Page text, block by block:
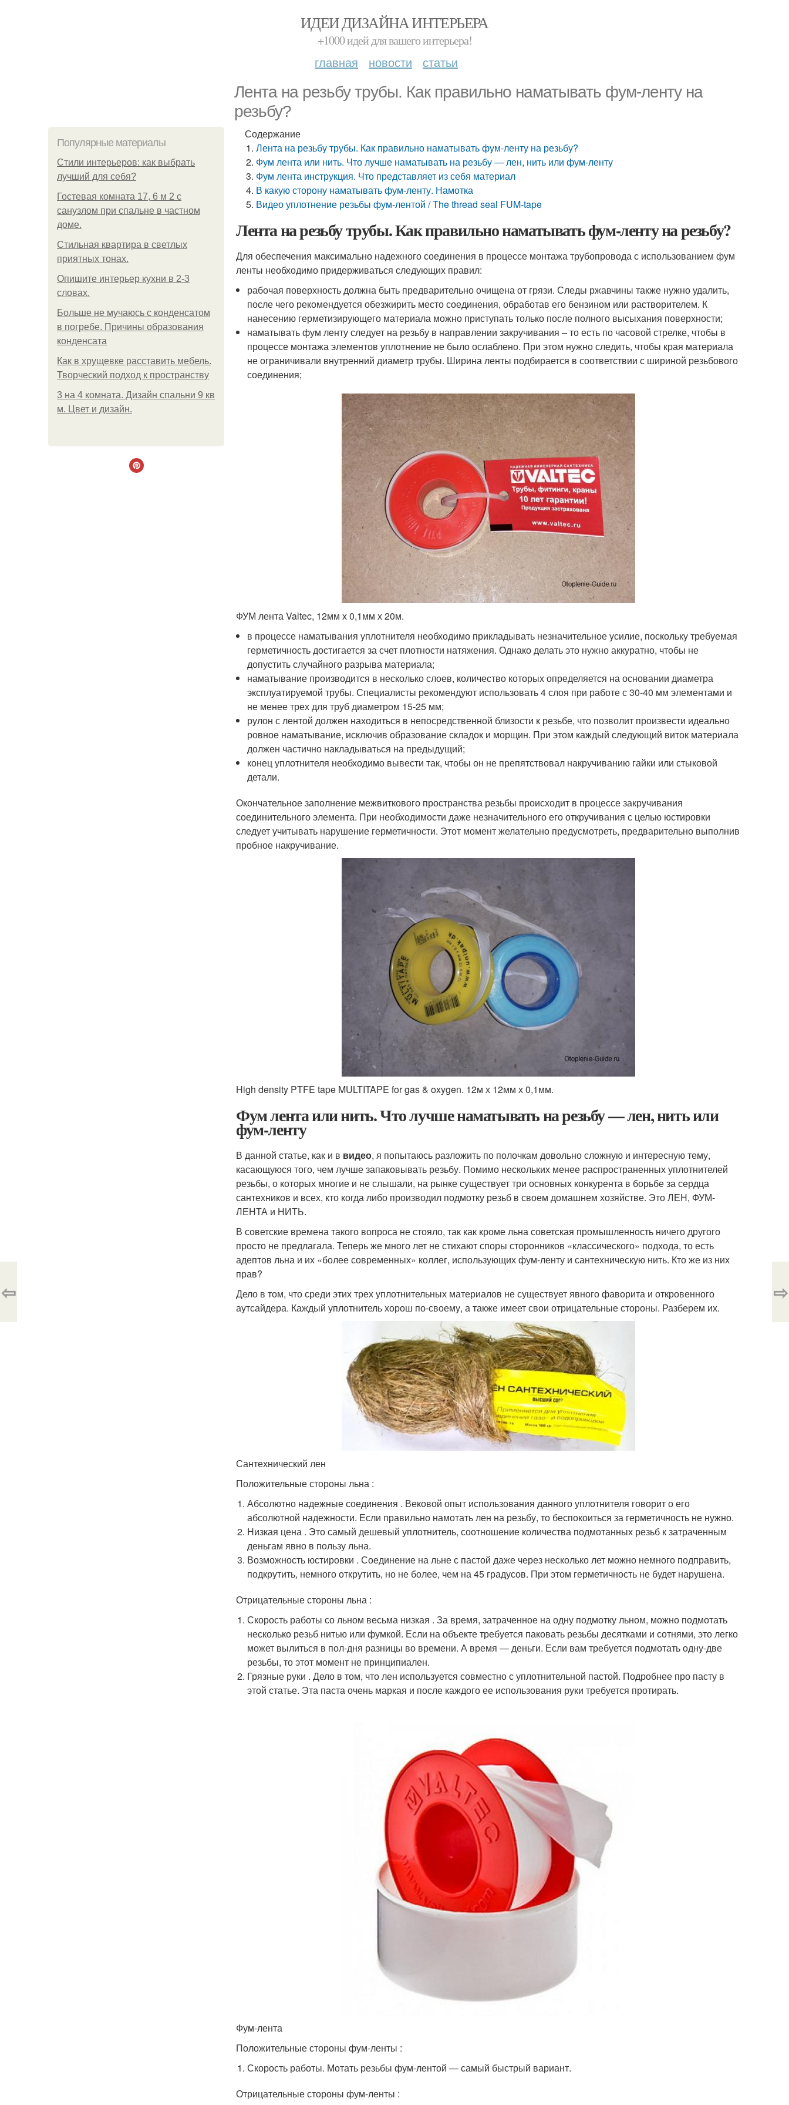
ИДЕИ ДИЗАЙНА ИНТЕРЬЕРА
+1000 идей для вашего интерьера!
главная новости статьи
Лента на резьбу трубы. Как правильно наматывать фум-ленту на
резьбу?
Популярные материалы
Стили интерьеров: как выбрать
лучший для себя?
Гостевая комната 17, 6 м 2 с
санузлом при спальне в частном
доме.
Стильная квартира в светлых
приятных тонах.
Опишите интерьер кухни в 2-3
словах.
Больше не мучаюсь с конденсатом
в погребе. Причины образования
конденсата
Как в хрущевке расставить мебель.
Творческий подход к пространству
3 на 4 комната. Дизайн спальни 9 кв
м. Цвет и дизайн.
Содержание
Лента на резьбу трубы. Как правильно наматывать фум-ленту на резьбу?
Фум лента или нить. Что лучше наматывать на резьбу — лен, нить или фум-ленту
Фум лента инструкция. Что представляет из себя материал
В какую сторону наматывать фум-ленту. Намотка
Видео уплотнение резьбы фум-лентой / The thread seal FUM-tape
Лента на резьбу трубы. Как правильно наматывать фум-ленту на резьбу?
Для обеспечения максимально надежного соединения в процессе монтажа трубопровода с использованием фум
ленты необходимо придерживаться следующих правил:
рабочая поверхность должна быть предварительно очищена от грязи. Следы ржавчины также нужно удалить,
после чего рекомендуется обезжирить место соединения, обработав его бензином или растворителем. К
нанесению герметизирующего материала можно приступать только после полного высыхания поверхности;
наматывать фум ленту следует на резьбу в направлении закручивания – то есть по часовой стрелке, чтобы в
процессе монтажа элементов уплотнение не было ослаблено. При этом нужно следить, чтобы края материала
не ограничивали внутренний диаметр трубы. Ширина ленты подбирается в соответствии с шириной резьбового
соединения;
ФУМ лента Valtec, 12мм х 0,1мм х 20м.
в процессе наматывания уплотнителя необходимо прикладывать незначительное усилие, поскольку требуемая
герметичность достигается за счет плотности натяжения. Однако делать это нужно аккуратно, чтобы не
допустить случайного разрыва материала;
наматывание производится в несколько слоев, количество которых определяется на основании диаметра
эксплуатируемой трубы. Специалисты рекомендуют использовать 4 слоя при работе с 30-40 мм элементами и
не менее трех для труб диаметром 15-25 мм;
рулон с лентой должен находиться в непосредственной близости к резьбе, что позволит произвести идеально
ровное наматывание, исключив образование складок и морщин. При этом каждый следующий виток материала
должен частично накладываться на предыдущий;
конец уплотнителя необходимо вывести так, чтобы он не препятствовал накручиванию гайки или стыковой
детали.
Окончательное заполнение межвиткового пространства резьбы происходит в процессе закручивания
соединительного элемента. При необходимости даже незначительного его откручивания с целью юстировки
следует учитывать нарушение герметичности. Этот момент желательно предусмотреть, предварительно выполнив
пробное накручивание.
High density PTFE tape MULTITAPE for gas & oxygen. 12м х 12мм х 0,1мм.
Фум лента или нить. Что лучше наматывать на резьбу — лен, нить или
фум-ленту
В данной статье, как и в видео, я попытаюсь разложить по полочкам довольно сложную и интересную тему,
касающуюся того, чем лучше запаковывать резьбу. Помимо нескольких менее распространенных уплотнителей
резьбы, о которых многие и не слышали, на рынке существует три основных конкурента в борьбе за сердца
сантехников и всех, кто когда либо производил подмотку резьб в своем домашнем хозяйстве. Это ЛЕН, ФУМ-
ЛЕНТА и НИТЬ.
В советские времена такого вопроса не стояло, так как кроме льна советская промышленность ничего другого
просто не предлагала. Теперь же много лет не стихают споры сторонников «классического» подхода, то есть
адептов льна и их «более современных» коллег, использующих фум-ленту и сантехническую нить. Кто же из них
прав?
Дело в том, что среди этих трех уплотнительных материалов не существует явного фаворита и откровенного
аутсайдера. Каждый уплотнитель хорош по-своему, а также имеет свои отрицательные стороны. Разберем их.
Сантехнический лен
Положительные стороны льна :
Абсолютно надежные соединения . Вековой опыт использования данного уплотнителя говорит о его
абсолютной надежности. Если правильно намотать лен на резьбу, то беспокоиться за герметичность не нужно.
Низкая цена . Это самый дешевый уплотнитель, соотношение количества подмотанных резьб к затраченным
деньгам явно в пользу льна.
Возможность юстировки . Соединение на льне с пастой даже через несколько лет можно немного подправить,
подкрутить, немного открутить, но не более, чем на 45 градусов. При этом герметичность не будет нарушена.
Отрицательные стороны льна :
Скорость работы со льном весьма низкая . За время, затраченное на одну подмотку льном, можно подмотать
несколько резьб нитью или фумкой. Если на объекте требуется паковать резьбы десятками и сотнями, это легко
может вылиться в пол-дня разницы во времени. А время — деньги. Если вам требуется подмотать одну-две
резьбы, то этот момент не принципиален.
Грязные руки . Дело в том, что лен используется совместно с уплотнительной пастой. Подробнее про пасту в
этой статье. Эта паста очень маркая и после каждого ее использования руки требуется протирать.
Фум-лента
Положительные стороны фум-ленты :
Скорость работы. Мотать резьбы фум-лентой — самый быстрый вариант.
Отрицательные стороны фум-ленты :
⇦ ⇨